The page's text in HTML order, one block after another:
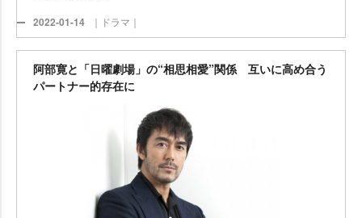
2022-01-14 ｜ドラマ｜
阿部寛と「日曜劇場」の“相思相愛”関係 互いに高め合う
パートナー的存在に